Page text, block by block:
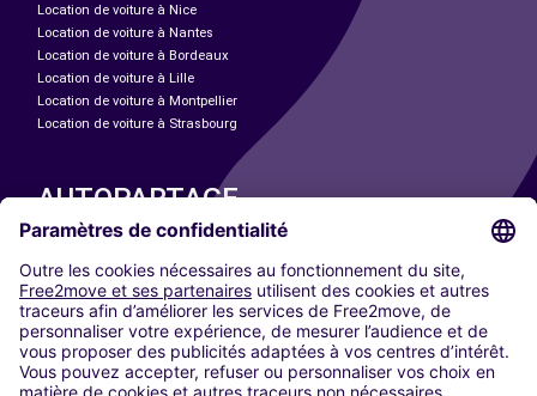
Location de voiture à Nice
Location de voiture à Nantes
Location de voiture à Bordeaux
Location de voiture à Lille
Location de voiture à Montpellier
Location de voiture à Strasbourg
AUTOPARTAGE
Paris
Madrid
Washington DC
Milan
Rome
Turin